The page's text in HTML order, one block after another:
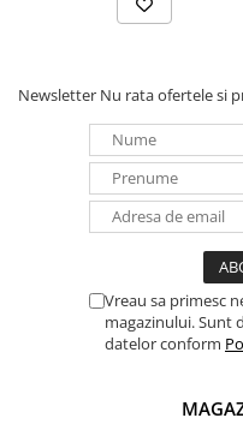
Newsletter Nu rata ofertele si
Vreau sa primesc
magazinului. Sunt
datelor conform